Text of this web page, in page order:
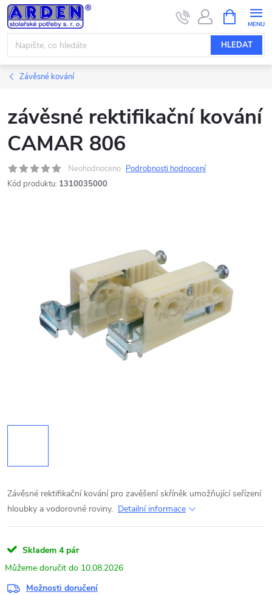
Přejít
na
obsah
HLEDAT
NÁKUPNÍ
KOŠÍK
Závěsné kování
závěsné rektifikační kování
CAMAR 806
Neohodnoceno Podrobnosti hodnocení
Kód produktu: 1310035000
Závěsné rektifikační kování pro zavěšení skříněk umožňující seřízení
hloubky a vodorovné roviny. Detailní informace
Skladem 4 pár
10.08.2026
Možnosti doručení